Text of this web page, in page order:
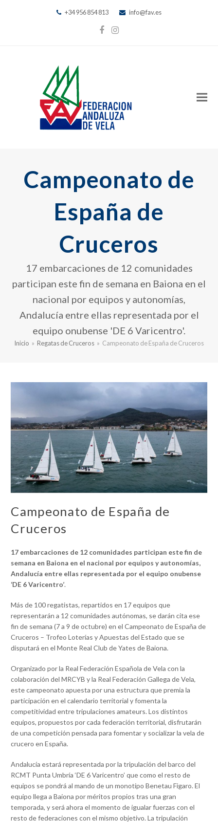
+34 956 854 813 info@fav.es
Facebook
Instagram
Campeonato de
España de
Cruceros
17 embarcaciones de 12 comunidades
participan este fin de semana en Baiona en el
nacional por equipos y autonomías,
Andalucía entre ellas representada por el
equipo onubense 'DE 6 Varicentro'.
Inicio » Regatas de Cruceros » Campeonato de España de Cruceros
Campeonato de España de
Cruceros
17 embarcaciones de 12 comunidades participan este fin de
semana en Baiona en el nacional por equipos y autonomías,
Andalucía entre ellas representada por el equipo onubense
‘DE 6 Varicentro’.
Más de 100 regatistas, repartidos en 17 equipos que
representarán a 12 comunidades autónomas, se darán cita ese
fin de semana (7 a 9 de octubre) en el Campeonato de España de
Cruceros – Trofeo Loterías y Apuestas del Estado que se
disputará en el Monte Real Club de Yates de Baiona.
Organizado por la Real Federación Española de Vela con la
colaboración del MRCYB y la Real Federación Gallega de Vela,
este campeonato apuesta por una estructura que premia la
participación en el calendario territorial y fomenta la
competitividad entre tripulaciones amateurs. Los distintos
equipos, propuestos por cada federación territorial, disfrutarán
de una competición pensada para fomentar y socializar la vela de
crucero en España.
Andalucía estará representada por la tripulación del barco del
RCMT Punta Umbría ‘DE 6 Varicentro’ que como el resto de
equipos se pondrá al mando de un monotipo Benetau Figaro. El
equipo llega a Baiona por méritos propios tras una gran
temporada, y será ahora el momento de igualar fuerzas con el
resto de federaciones con el mismo objetivo. La tripulación